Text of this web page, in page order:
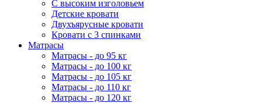
С высоким изголовьем
Детские кровати
Двухъярусные кровати
Кровати с 3 спинками
Матрасы
Матрасы - до 95 кг
Матрасы - до 100 кг
Матрасы - до 105 кг
Матрасы - до 110 кг
Матрасы - до 120 кг